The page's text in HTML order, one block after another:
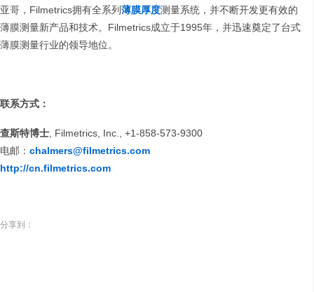
亚哥，Filmetrics拥有全系列薄膜厚度测量系统，并不断开发更有效的
薄膜测量新产品和技术。Filmetrics成立于1995年，并迅速奠定了台式
薄膜测量行业的领导地位。
联系方式：
查斯特博士, Filmetrics, Inc., +1-858-573-9300
电邮： chalmers@filmetrics.com
http://cn.filmetrics.com
分享到：